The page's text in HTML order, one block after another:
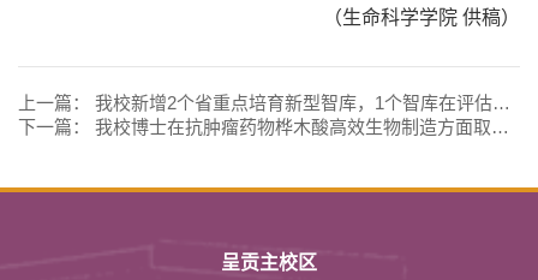
（生命科学学院 供稿）
上一篇： 我校新增2个省重点培育新型智库，1个智库在评估中获“优秀”
下一篇： 我校博士在抗肿瘤药物桦木酸高效生物制造方面取得新突破
呈贡主校区